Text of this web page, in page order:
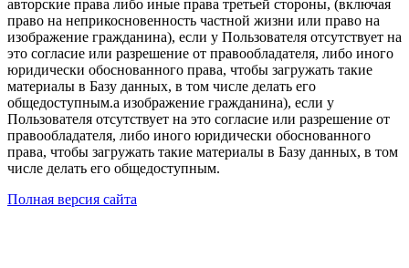
авторские права либо иные права третьей стороны, (включая
право на неприкосновенность частной жизни или право на
изображение гражданина), если у Пользователя отсутствует на
это согласие или разрешение от правообладателя, либо иного
юридически обоснованного права, чтобы загружать такие
материалы в Базу данных, в том числе делать его
общедоступным.а изображение гражданина), если у
Пользователя отсутствует на это согласие или разрешение от
правообладателя, либо иного юридически обоснованного
права, чтобы загружать такие материалы в Базу данных, в том
числе делать его общедоступным.
Полная версия сайта